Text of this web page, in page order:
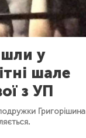
у
шале
з УП
Григорішина